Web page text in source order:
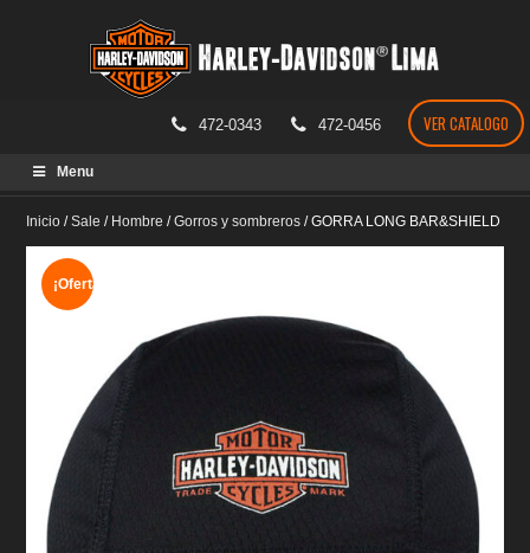
472-0343 472-0456 VER CATALOGO
Menu
Inicio /Sale / Hombre /Gorros y sombreros /GORRA LONG BAR&SHIELD
¡Oferta!